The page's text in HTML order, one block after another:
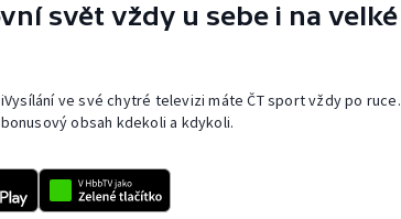
svět vždy u sebe i na velké
ve své chytré televizi máte ČT sport vždy po ruce.
obsah kdekoli a kdykoli.